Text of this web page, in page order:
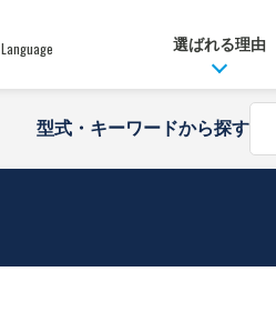
Language 選ばれる理由
型式・キーワードから探す